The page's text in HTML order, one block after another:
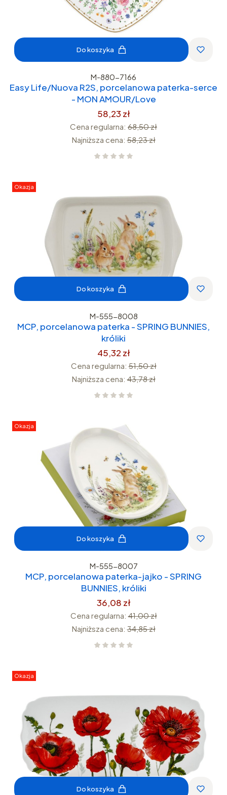
Do koszyka
M-880-7166
Easy Life/Nuova R2S, porcelanowa paterka-serce
- MON AMOUR/Love
58,23 zł
Cena regularna: 68,50 zł
Najniższa cena: 58,23 zł
Okazja
Do koszyka
M-555-8008
MCP, porcelanowa paterka - SPRING BUNNIES,
króliki
45,32 zł
Cena regularna: 51,50 zł
Najniższa cena: 43,78 zł
Okazja
Do koszyka
M-555-8007
MCP, porcelanowa paterka-jajko - SPRING
BUNNIES, króliki
36,08 zł
Cena regularna: 41,00 zł
Najniższa cena: 34,85 zł
Okazja
Do koszyka